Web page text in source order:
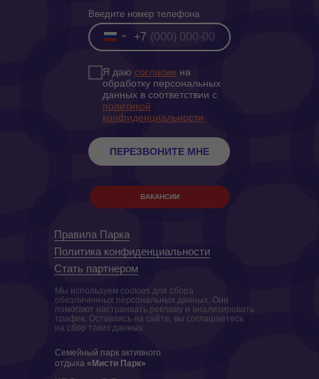
Введите номер телефона
+7
Я даю согласие на
обработку персональных
данных в соответствии с
политикой
конфиденциальности
ПЕРЕЗВОНИТЕ МНЕ
Семейный парк активного
отдыха «Мисти Парк»
Мы используем cookies для сбора
обезличенных персональных данных. Они
помогают настраивать рекламу и анализировать
трафик. Оставаясь на сайте, вы соглашаетесь
на сбор таких данных.
Правила Парка
Политика конфиденциальности
Стать партнером
ВАКАНСИИ